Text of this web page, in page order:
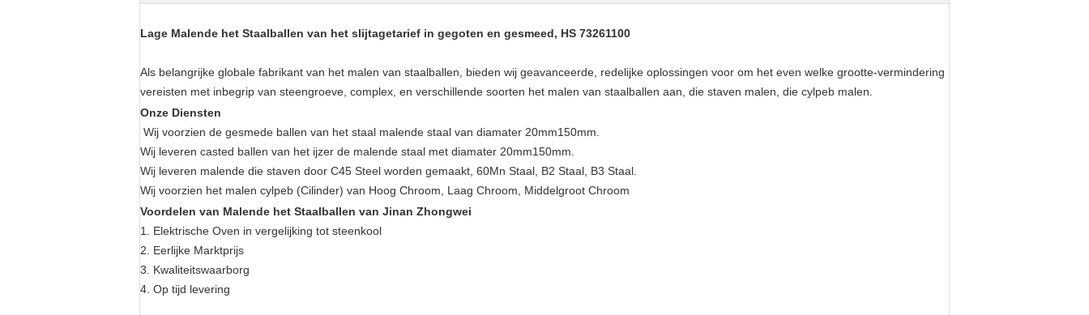
Lage Malende het Staalballen van het slijtagetarief in gegoten en gesmeed, HS 73261100
Als belangrijke globale fabrikant van het malen van staalballen, bieden wij geavanceerde, redelijke oplossingen voor om het even welke grootte-vermindering
vereisten met inbegrip van steengroeve, complex, en verschillende soorten het malen van staalballen aan, die staven malen, die cylpeb malen.
Onze Diensten
Wij voorzien de gesmede ballen van het staal malende staal van diamater 20mm150mm.
Wij leveren casted ballen van het ijzer de malende staal met diamater 20mm150mm.
Wij leveren malende die staven door C45 Steel worden gemaakt, 60Mn Staal, B2 Staal, B3 Staal.
Wij voorzien het malen cylpeb (Cilinder) van Hoog Chroom, Laag Chroom, Middelgroot Chroom
Voordelen van Malende het Staalballen van Jinan Zhongwei
1. Elektrische Oven in vergelijking tot steenkool
2. Eerlijke Marktprijs
3. Kwaliteitswaarborg
4. Op tijd levering